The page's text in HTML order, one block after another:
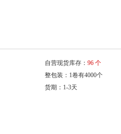
自营现货库存： 96 个
整包装：1卷有4000个
货期：1-3天